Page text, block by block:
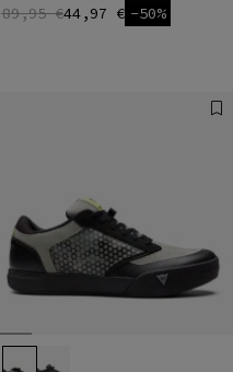
89,95 €44,97 € -50%